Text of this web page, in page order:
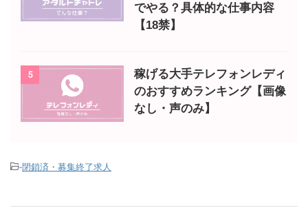
でやる？具体的な仕事内容
【18禁】
5
稼げる大手テレフォンレディ
のおすすめランキング【画像
なし・声のみ】
-閉鎖済・募集終了求人